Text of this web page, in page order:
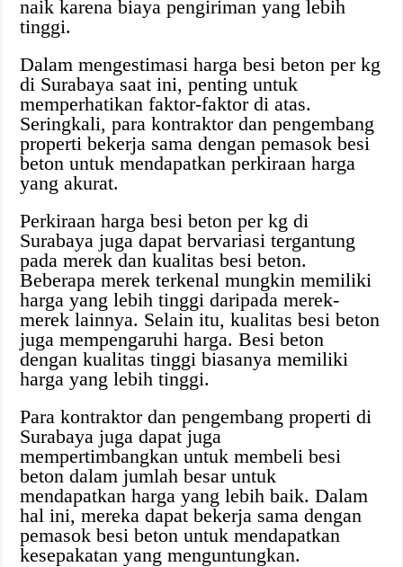
naik karena biaya pengiriman yang lebih
tinggi.
Dalam mengestimasi harga besi beton per kg
di Surabaya saat ini, penting untuk
memperhatikan faktor-faktor di atas.
Seringkali, para kontraktor dan pengembang
properti bekerja sama dengan pemasok besi
beton untuk mendapatkan perkiraan harga
yang akurat.
Perkiraan harga besi beton per kg di
Surabaya juga dapat bervariasi tergantung
pada merek dan kualitas besi beton.
Beberapa merek terkenal mungkin memiliki
harga yang lebih tinggi daripada merek-
merek lainnya. Selain itu, kualitas besi beton
juga mempengaruhi harga. Besi beton
dengan kualitas tinggi biasanya memiliki
harga yang lebih tinggi.
Para kontraktor dan pengembang properti di
Surabaya juga dapat juga
mempertimbangkan untuk membeli besi
beton dalam jumlah besar untuk
mendapatkan harga yang lebih baik. Dalam
hal ini, mereka dapat bekerja sama dengan
pemasok besi beton untuk mendapatkan
kesepakatan yang menguntungkan.